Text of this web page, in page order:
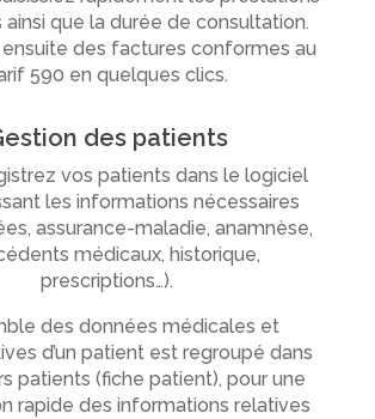
que la durée de consultation.
des factures conformes au
590 en quelques clics.
des patients
vos patients dans le logiciel
les informations nécessaires
assurance-maladie, anamnèse,
médicaux, historique,
prescriptions…).
des données médicales et
d’un patient est regroupé dans
patients (fiche patient), pour une
rapide des informations relatives